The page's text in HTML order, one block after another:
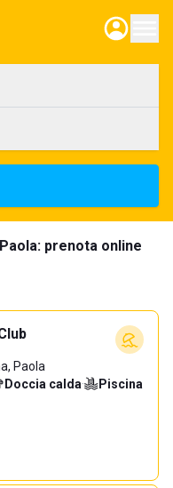
prenota online
Paola
Doccia calda·
Piscina